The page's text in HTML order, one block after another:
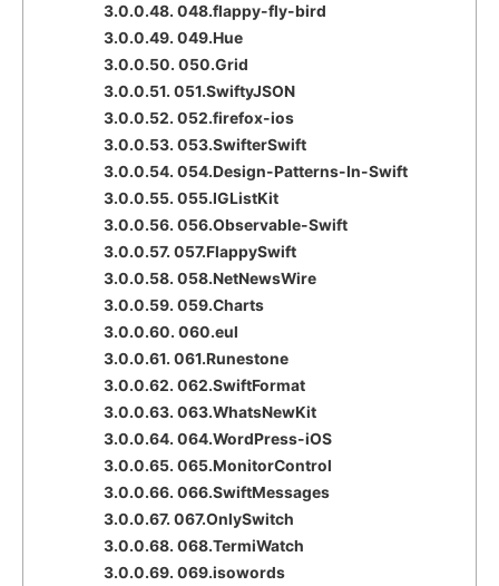
3.0.0.48. 048.flappy-fly-bird
3.0.0.49. 049.Hue
3.0.0.50. 050.Grid
3.0.0.51. 051.SwiftyJSON
3.0.0.52. 052.firefox-ios
3.0.0.53. 053.SwifterSwift
3.0.0.54. 054.Design-Patterns-In-Swift
3.0.0.55. 055.IGListKit
3.0.0.56. 056.Observable-Swift
3.0.0.57. 057.FlappySwift
3.0.0.58. 058.NetNewsWire
3.0.0.59. 059.Charts
3.0.0.60. 060.eul
3.0.0.61. 061.Runestone
3.0.0.62. 062.SwiftFormat
3.0.0.63. 063.WhatsNewKit
3.0.0.64. 064.WordPress-iOS
3.0.0.65. 065.MonitorControl
3.0.0.66. 066.SwiftMessages
3.0.0.67. 067.OnlySwitch
3.0.0.68. 068.TermiWatch
3.0.0.69. 069.isowords